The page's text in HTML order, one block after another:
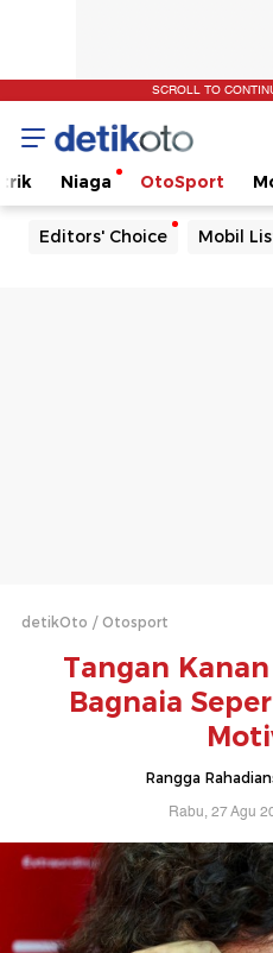
SCROLL TO
Niaga OtoSport
Editors' Choice Mobil
detikOto Otosport
Tangan
Bagnaia
Rangga
Rabu, 27 Agu